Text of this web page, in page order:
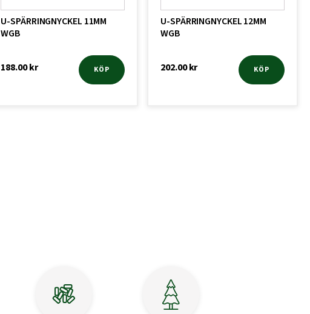
U-SPÄRRINGNYCKEL 11MM
WGB
188.00kr KÖP
U-SPÄRRINGNYCKEL 12MM
WGB
202.00kr KÖP